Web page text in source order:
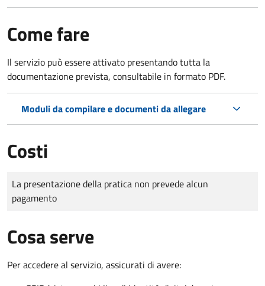
Come fare
Il servizio può essere attivato presentando tutta la
documentazione prevista, consultabile in formato PDF.
Moduli da compilare e documenti da allegare
Costi
Tipo di pagamento
Importo
La presentazione della pratica non prevede alcun
pagamento
Cosa serve
Per accedere al servizio, assicurati di avere: